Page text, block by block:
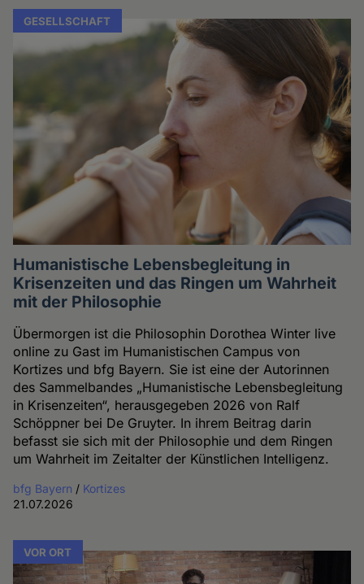
GESELLSCHAFT
Humanistische Lebensbegleitung in
Krisenzeiten und das Ringen um Wahrheit
mit der Philosophie
Übermorgen ist die Philosophin Dorothea Winter live
online zu Gast im Humanistischen Campus von
Kortizes und bfg Bayern. Sie ist eine der Autorinnen
des Sammelbandes „Humanistische Lebensbegleitung
in Krisenzeiten“, herausgegeben 2026 von Ralf
Schöppner bei De Gruyter. In ihrem Beitrag darin
befasst sie sich mit der Philosophie und dem Ringen
um Wahrheit im Zeitalter der Künstlichen Intelligenz.
bfg Bayern / Kortizes
21.07.2026
VOR ORT